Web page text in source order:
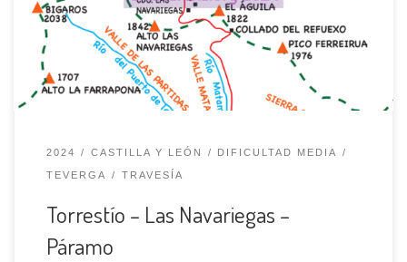
Matamala y discurre junto al arroyo del mismo nombre.
Abandonamos la pista y seguimos por una extensa
pradería que nos conduce […]
2024 CASTILLA Y LEÓN DIFICULTAD MEDIA
TEVERGA TRAVESÍA
Torrestío – Las Navariegas –
Páramo